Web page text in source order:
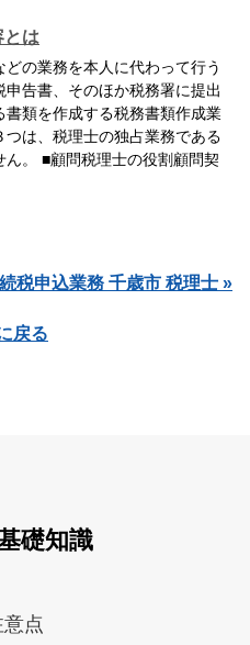
とは
の業務を本人に代わって行う
告書、そのほか税務署に提出
類を作成する税務書類作成業
つは、税理士の独占業務である
。 ■顧問税理士の役割顧問契
税申込業務 千歳市 税理士 »
戻る
礎知識
点